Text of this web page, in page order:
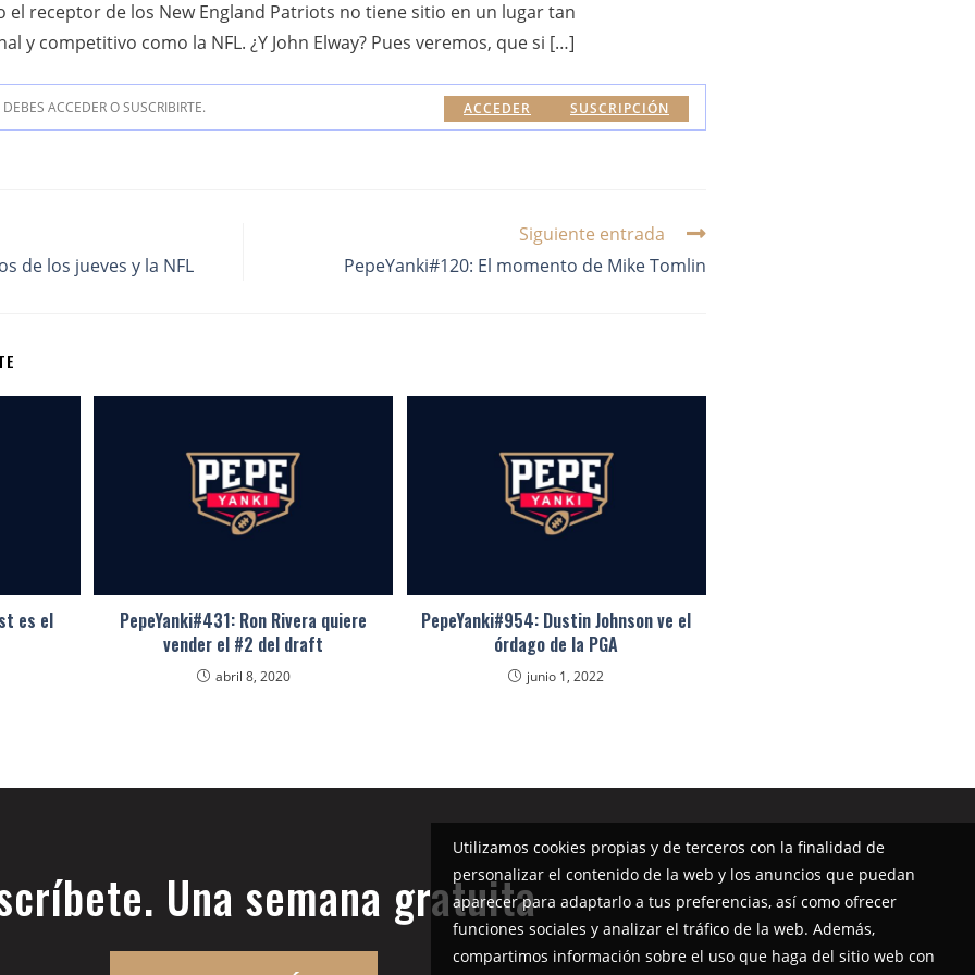
el receptor de los New England Patriots no tiene sitio en un lugar tan
y competitivo como la NFL. ¿Y John Elway? Pues veremos, que si […]
ACCEDER O SUSCRIBIRTE. SUSCRIPCIÓN
ACCEDER
de los jueves y la NFL
Siguiente entrada
PepeYanki#120: El momento de Mike Tomlin
es el
PepeYanki#431: Ron Rivera quiere
vender el #2 del draft
abril 8, 2020
PepeYanki#954: Dustin Johnson ve el
órdago de la PGA
junio 1, 2022
Una semana gratuita
Utilizamos cookies propias y de terceros con la finalidad de
personalizar el contenido de la web y los anuncios que puedan
aparecer para adaptarlo a tus preferencias, así como ofrecer
funciones sociales y analizar el tráfico de la web. Además,
compartimos información sobre el uso que haga del sitio web con